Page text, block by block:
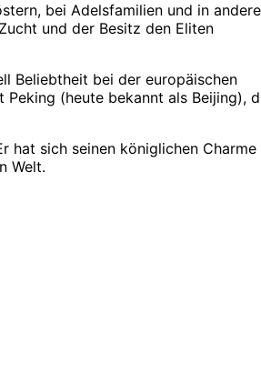
bei Adelsfamilien und in
und der Besitz den Eliten
Beliebtheit bei der europäischen
Peking (heute bekannt als Beijing),
hat sich seinen königlichen Charme
Welt.